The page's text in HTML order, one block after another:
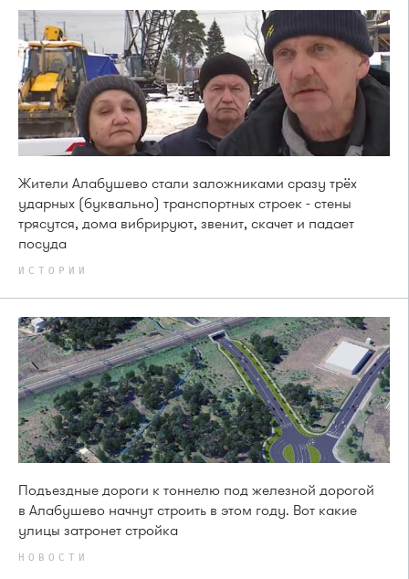
Жители Алабушево стали заложниками сразу трёх
ударных (буквально) транспортных строек - стены
трясутся, дома вибрируют, звенит, скачет и падает
посуда
ИСТОРИИ
Подъездные дороги к тоннелю под железной дорогой
в Алабушево начнут строить в этом году. Вот какие
улицы затронет стройка
НОВОСТИ